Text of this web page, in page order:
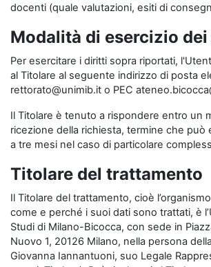
docenti (quale valutazioni, esiti di
Modalità di esercizio
Per esercitare i diritti sopra riportati,
al Titolare al seguente indirizzo di posta
rettorato@unimib.it o PEC
Il Titolare è tenuto a rispondere entro un
ricezione della richiesta, termine che può
a tre mesi nel caso di particolare
Titolare del trattamento
Il Titolare del trattamento, cioè
come e perché i suoi dati sono trattati, è
Studi di Milano-Bicocca, con sede in
Nuovo 1, 20126 Milano, nella persona
Giovanna Iannantuoni, suo Legale